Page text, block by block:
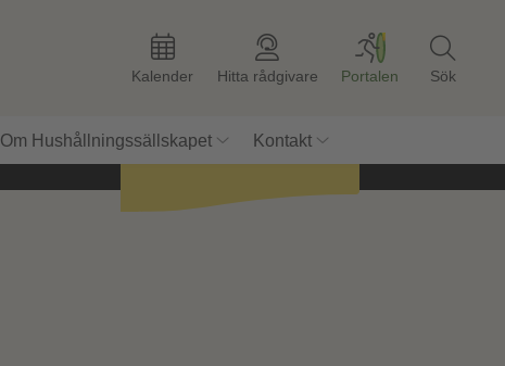
Kalender Hitta rådgivare Portalen Sök
Om Hushållningssällskapet Kontakt
Lär dig mer
om solbruk!